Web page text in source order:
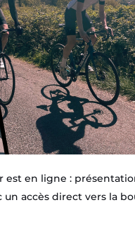
est en ligne :
accès direct vers la